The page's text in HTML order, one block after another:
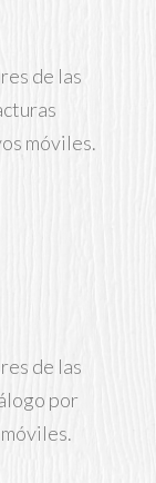
de las
móviles.
de las
por